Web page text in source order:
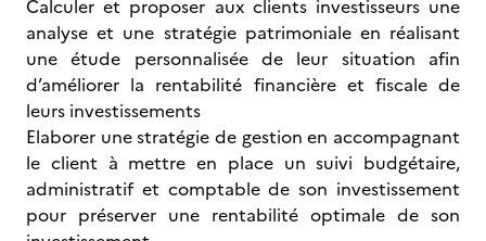
Calculer et proposer aux clients investisseurs une
analyse et une stratégie patrimoniale en réalisant
une étude personnalisée de leur situation afin
d’améliorer la rentabilité financière et fiscale de
leurs investissements
Elaborer une stratégie de gestion en accompagnant
le client à mettre en place un suivi budgétaire,
administratif et comptable de son investissement
pour préserver une rentabilité optimale de son